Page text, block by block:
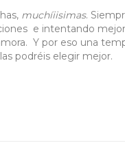
muchíiisimas.
e intentando
Y por eso una
podréis elegir mejor.